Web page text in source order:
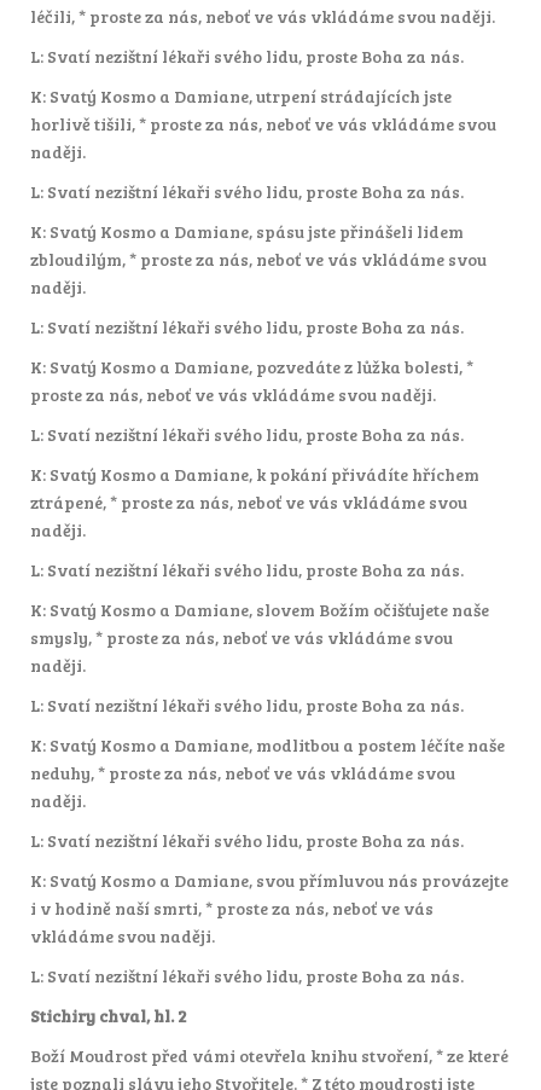
léčili, * proste za nás, neboť ve vás vkládáme svou naději.
L: Svatí nezištní lékaři svého lidu, proste Boha za nás.
K: Svatý Kosmo a Damiane, utrpení strádajících jste
horlivě tišili, * proste za nás, neboť ve vás vkládáme svou
naději.
L: Svatí nezištní lékaři svého lidu, proste Boha za nás.
K: Svatý Kosmo a Damiane, spásu jste přinášeli lidem
zbloudilým, * proste za nás, neboť ve vás vkládáme svou
naději.
L: Svatí nezištní lékaři svého lidu, proste Boha za nás.
K: Svatý Kosmo a Damiane, pozvedáte z lůžka bolesti, *
proste za nás, neboť ve vás vkládáme svou naději.
L: Svatí nezištní lékaři svého lidu, proste Boha za nás.
K: Svatý Kosmo a Damiane, k pokání přivádíte hříchem
ztrápené, * proste za nás, neboť ve vás vkládáme svou
naději.
L: Svatí nezištní lékaři svého lidu, proste Boha za nás.
K: Svatý Kosmo a Damiane, slovem Božím očišťujete naše
smysly, * proste za nás, neboť ve vás vkládáme svou
naději.
L: Svatí nezištní lékaři svého lidu, proste Boha za nás.
K: Svatý Kosmo a Damiane, modlitbou a postem léčíte naše
neduhy, * proste za nás, neboť ve vás vkládáme svou
naději.
L: Svatí nezištní lékaři svého lidu, proste Boha za nás.
K: Svatý Kosmo a Damiane, svou přímluvou nás provázejte
i v hodině naší smrti, * proste za nás, neboť ve vás
vkládáme svou naději.
L: Svatí nezištní lékaři svého lidu, proste Boha za nás.
Stichiry chval, hl. 2
Boží Moudrost před vámi otevřela knihu stvoření, * ze které
jste poznali slávu jeho Stvořitele. * Z této moudrosti jste